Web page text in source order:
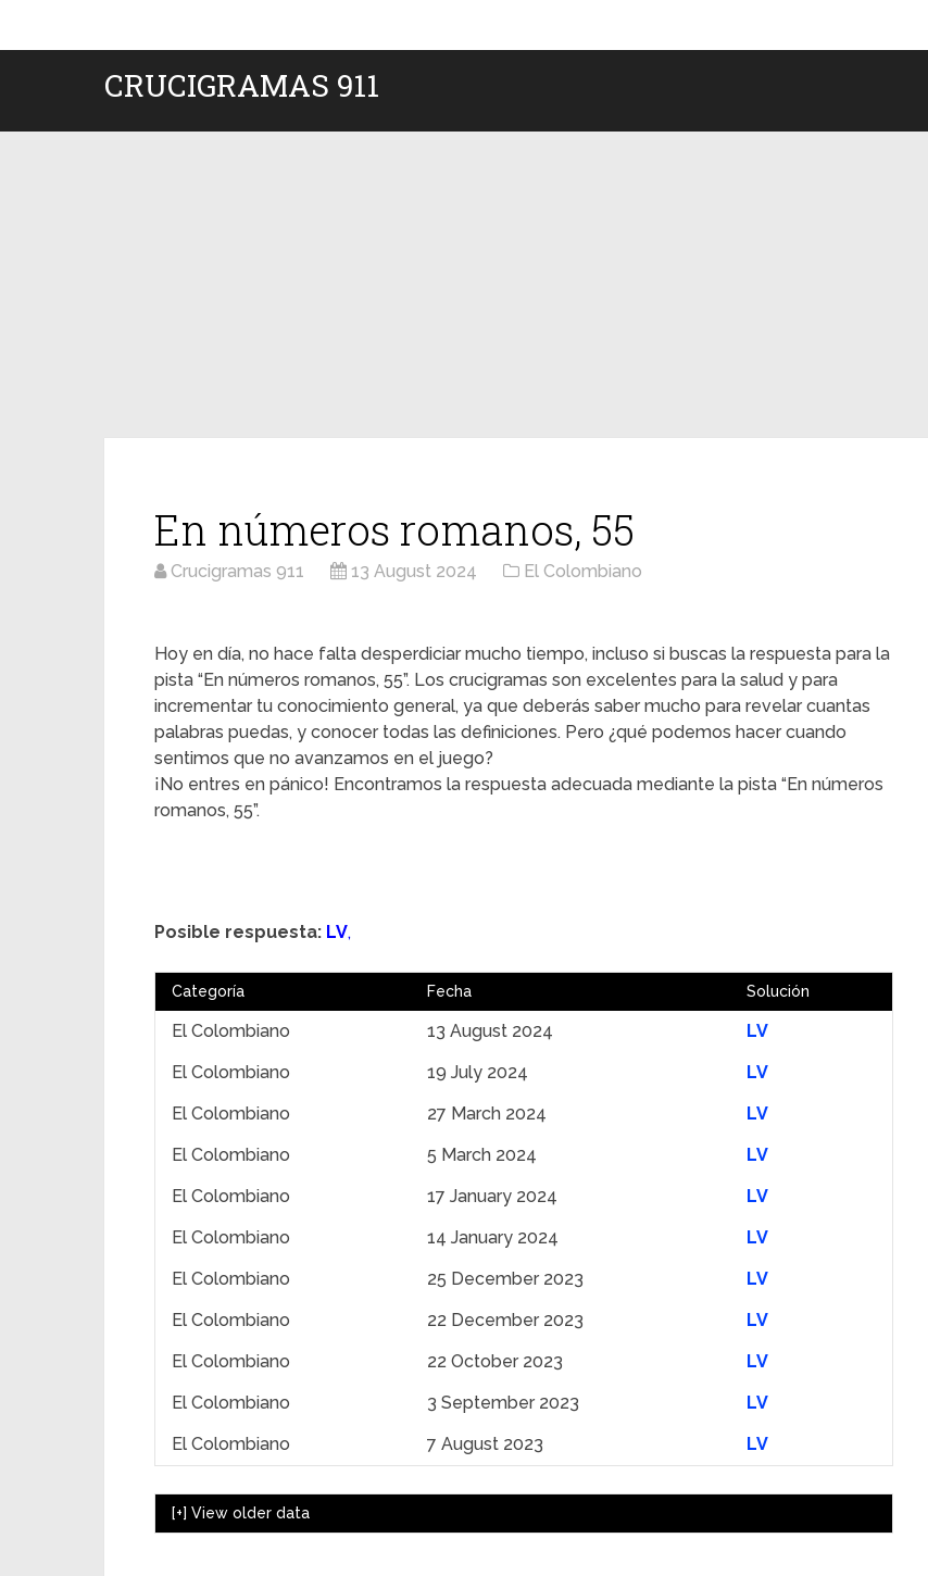
CRUCIGRAMAS 911
En números romanos, 55
Crucigramas 911 13 August 2024 El Colombiano
Hoy en día, no hace falta desperdiciar mucho tiempo, incluso si buscas la respuesta para la
pista “En números romanos, 55”. Los crucigramas son excelentes para la salud y para
incrementar tu conocimiento general, ya que deberás saber mucho para revelar cuantas
palabras puedas, y conocer todas las definiciones. Pero ¿qué podemos hacer cuando
sentimos que no avanzamos en el juego?
¡No entres en pánico! Encontramos la respuesta adecuada mediante la pista “En números
romanos, 55”.
Posible respuesta: LV,
Categoría Fecha Solución
El Colombiano 13 August 2024
LV
El Colombiano
19 July 2024
LV
El Colombiano
27 March 2024
LV
El Colombiano
5 March 2024
LV
El Colombiano
17 January 2024
LV
El Colombiano
14 January 2024
LV
El Colombiano
25 December 2023
LV
El Colombiano
22 December 2023
LV
El Colombiano
22 October 2023
LV
El Colombiano
3 September 2023
LV
El Colombiano
7 August 2023 LV
[+] View older data